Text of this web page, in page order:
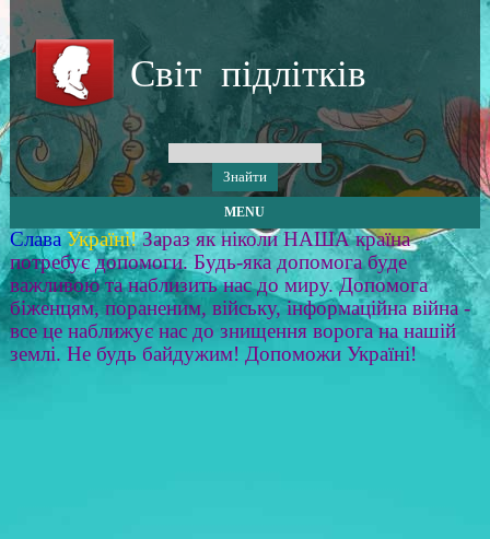
Світ підлітків
MENU
Слава Україні! Зараз як ніколи НАША країна
потребує допомоги. Будь-яка допомога буде
важливою та наблизить нас до миру. Допомога
біженцям, пораненим, війську, інформаційна війна -
все це наближує нас до знищення ворога на нашій
землі. Не будь байдужим! Допоможи Україні!